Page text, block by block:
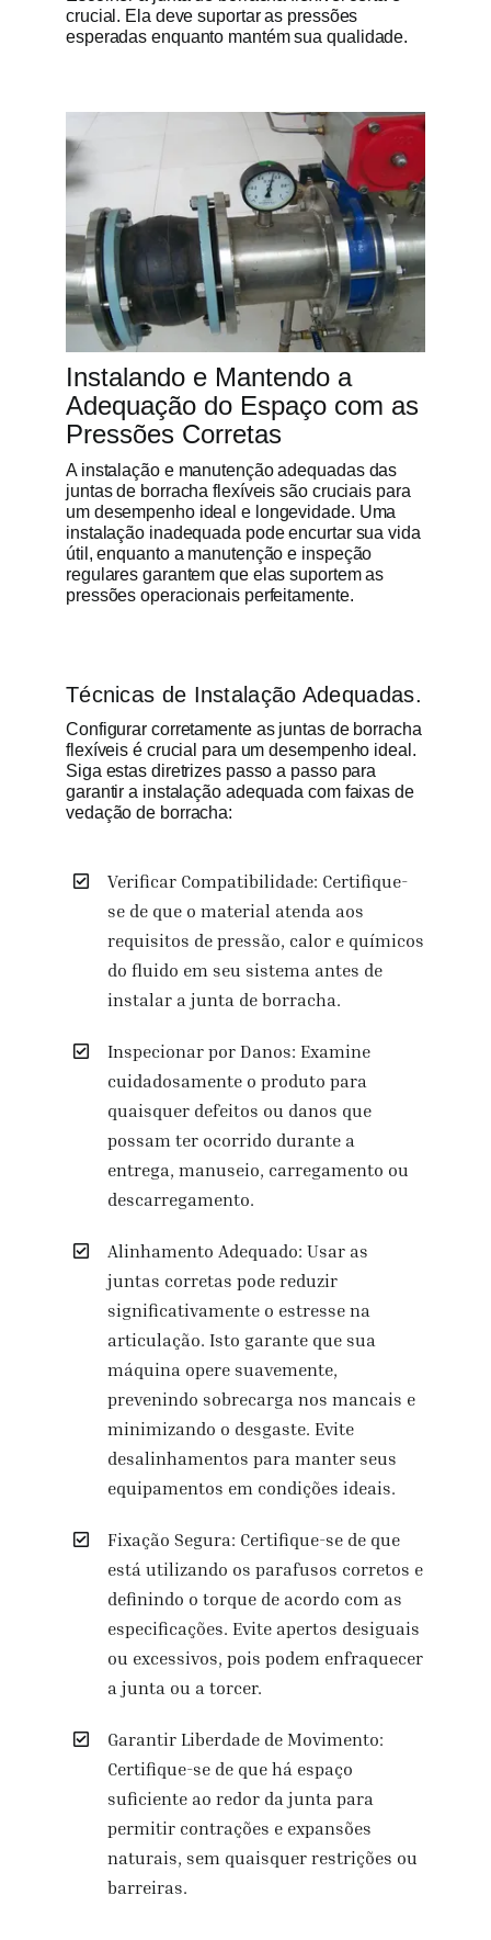
crucial. Ela deve suportar as pressões
esperadas enquanto mantém sua qualidade.
Instalando e Mantendo a
Adequação do Espaço com as
Pressões Corretas
A instalação e manutenção adequadas das
juntas de borracha flexíveis são cruciais para
um desempenho ideal e longevidade. Uma
instalação inadequada pode encurtar sua vida
útil, enquanto a manutenção e inspeção
regulares garantem que elas suportem as
pressões operacionais perfeitamente.
Técnicas de Instalação Adequadas.
Configurar corretamente as juntas de borracha
flexíveis é crucial para um desempenho ideal.
Siga estas diretrizes passo a passo para
garantir a instalação adequada com faixas de
vedação de borracha:
Verificar Compatibilidade: Certifique-
se de que o material atenda aos
requisitos de pressão, calor e químicos
do fluido em seu sistema antes de
instalar a junta de borracha.
Inspecionar por Danos: Examine
cuidadosamente o produto para
quaisquer defeitos ou danos que
possam ter ocorrido durante a
entrega, manuseio, carregamento ou
descarregamento.
Alinhamento Adequado: Usar as
juntas corretas pode reduzir
significativamente o estresse na
articulação. Isto garante que sua
máquina opere suavemente,
prevenindo sobrecarga nos mancais e
minimizando o desgaste. Evite
desalinhamentos para manter seus
equipamentos em condições ideais.
Fixação Segura: Certifique-se de que
está utilizando os parafusos corretos e
definindo o torque de acordo com as
especificações. Evite apertos desiguais
ou excessivos, pois podem enfraquecer
a junta ou a torcer.
Garantir Liberdade de Movimento:
Certifique-se de que há espaço
suficiente ao redor da junta para
permitir contrações e expansões
naturais, sem quaisquer restrições ou
barreiras.